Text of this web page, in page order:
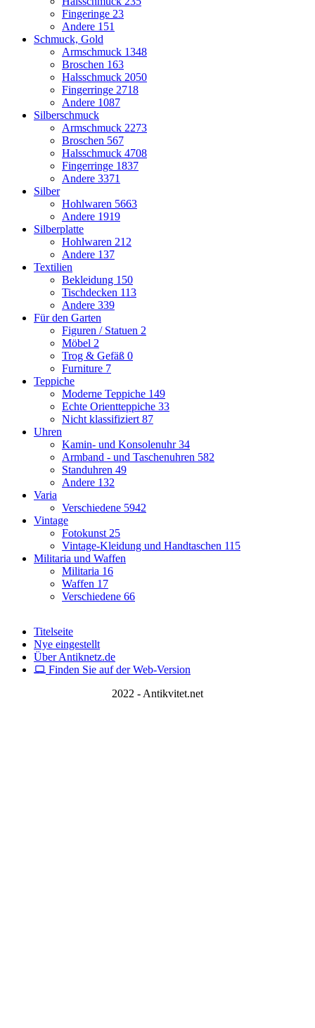
Fingeringe 23
Andere 151
Schmuck, Gold
Armschmuck 1348
Broschen 163
Halsschmuck 2050
Fingerringe 2718
Andere 1087
Silberschmuck
Armschmuck 2273
Broschen 567
Halsschmuck 4708
Fingerringe 1837
Andere 3371
Silber
Hohlwaren 5663
Andere 1919
Silberplatte
Hohlwaren 212
Andere 137
Textilien
Bekleidung 150
Tischdecken 113
Andere 339
Für den Garten
Figuren / Statuen 2
Möbel 2
Trog & Gefäß 0
Furniture 7
Teppiche
Moderne Teppiche 149
Echte Orientteppiche 33
Nicht klassifiziert 87
Uhren
Kamin- und Konsolenuhr34
Armband - und Taschenuhren 582
Standuhren 49
Andere 132
Varia
Verschiedene 5942
Vintage
Fotokunst 25
Vintage-Kleidung und Handtaschen 115
Militaria und Waffen
Militaria 16
Waffen 17
Verschiedene 66
Titelseite
Nye eingestellt
Über Antiknetz.de
Finden Sie auf der Web-Version
2022 - Antikvitet.net